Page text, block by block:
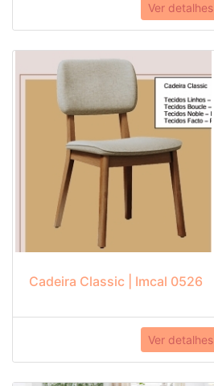
Ver detalhes
Cadeira Classic | Imcal 0526
Ver detalhes